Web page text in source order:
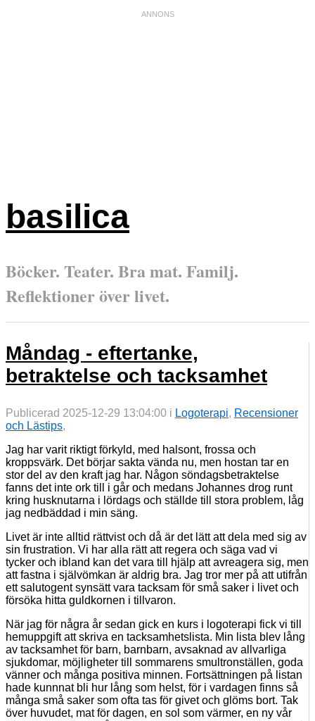
basilica
Böcker. Teater. Bra mat. Familj.
Reflektioner över livet.
Måndag - eftertanke,
betraktelse och tacksamhet
Publicerad 2025-12-29 13:04:00 i Logoterapi, Recensioner
och Lästips,
Jag har varit riktigt förkyld, med halsont, frossa och
kroppsvärk. Det börjar sakta vända nu, men hostan tar en
stor del av den kraft jag har. Någon söndagsbetraktelse
fanns det inte ork till i går och medans Johannes drog runt
kring husknutarna i lördags och ställde till stora problem, låg
jag nedbäddad i min säng.
Livet är inte alltid rättvist och då är det lätt att dela med sig av
sin frustration. Vi har alla rätt att regera och säga vad vi
tycker och ibland kan det vara till hjälp att avreagera sig, men
att fastna i självömkan är aldrig bra. Jag tror mer på att utifrån
ett salutogent synsätt vara tacksam för små saker i livet och
försöka hitta guldkornen i tillvaron.
När jag för några år sedan gick en kurs i logoterapi fick vi till
hemuppgift att skriva en tacksamhetslista. Min lista blev lång
av tacksamhet för barn, barnbarn, avsaknad av allvarliga
sjukdomar, möjligheter till sommarens smultronställen, goda
vänner och många positiva minnen. Fortsättningen på listan
hade kunnnat bli hur lång som helst, för i vardagen finns så
många små saker som ofta tas för givet och glöms bort. Tak
över huvudet, mat för dagen, en sol som värmer, en ny vår